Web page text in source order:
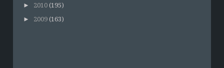
► 2010 (195)
► 2009 (163)